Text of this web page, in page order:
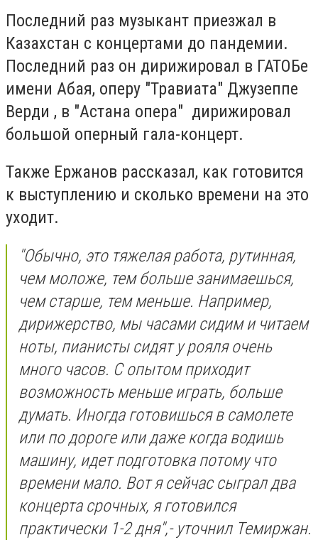
Последний раз музыкант приезжал в
Казахстан с концертами до пандемии.
Последний раз он дирижировал в ГАТОБе
имени Абая, оперу "Травиата" Джузеппе
Верди , в "Астана опера" дирижировал
большой оперный гала-концерт.
Также Ержанов рассказал, как готовится
к выступлению и сколько времени на это
уходит.
"Обычно, это тяжелая работа, рутинная,
чем моложе, тем больше занимаешься,
чем старше, тем меньше. Например,
дирижерство, мы часами сидим и читаем
ноты, пианисты сидят у рояля очень
много часов. С опытом приходит
возможность меньше играть, больше
думать. Иногда готовишься в самолете
или по дороге или даже когда водишь
машину, идет подготовка потому что
времени мало. Вот я сейчас сыграл два
концерта срочных, я готовился
практически 1-2 дня",- уточнил Темиржан.